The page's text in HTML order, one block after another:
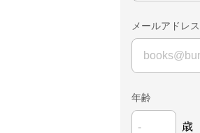
メールアドレス
年齢
歳